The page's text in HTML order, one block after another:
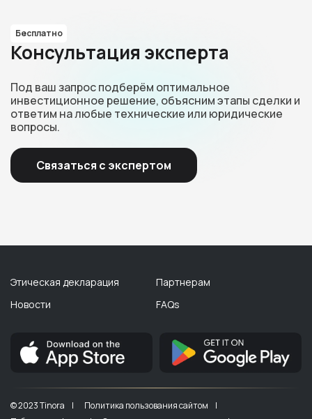
Бесплатно
Консультация эксперта
Под ваш запрос подберём оптимальное
инвестиционное решение, объясним этапы сделки и
ответим на любые технические или юридические
вопросы.
Связаться с экспертом
Этическая декларация
Новости
Партнерам
FAQs
© 2023 Tinora |
Политика пользования сайтом |